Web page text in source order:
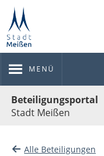
MENÜ
Beteiligungsportal
Stadt Meißen
Alle Beteiligungen